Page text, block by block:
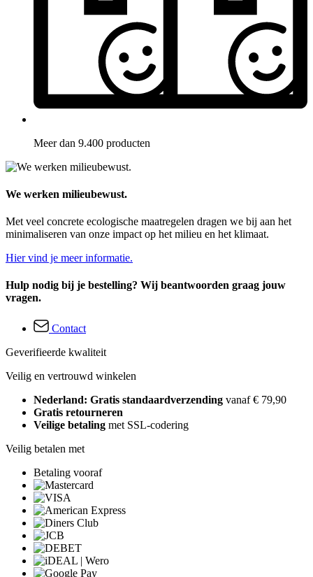
Meer dan 9.400 producten
We werken milieubewust.
Met veel concrete ecologische maatregelen dragen we bij aan het
minimaliseren van onze impact op het milieu en het klimaat.
Hier vind je meer informatie.
Hulp nodig bij je bestelling? Wij beantwoorden graag jouw
vragen.
Contact
Geverifieerde kwaliteit
Veilig en vertrouwd winkelen
Nederland: Gratis standaardverzending vanaf € 79,90
Gratis retourneren
Veilige betaling met SSL-codering
Veilig betalen met
Betaling vooraf